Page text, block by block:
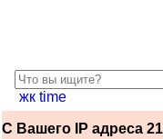
жк time
С Вашего IP адреса